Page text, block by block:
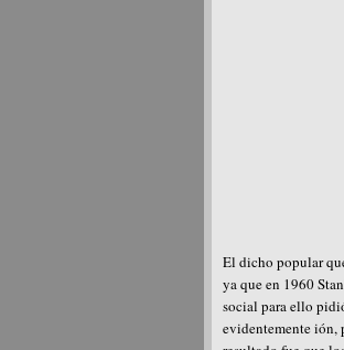
El dicho popular
ya que en 1960
social para ello
evidentemente ión,